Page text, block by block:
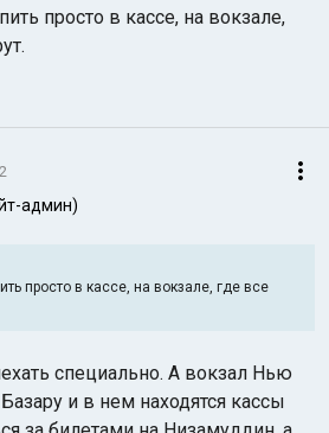
просто в кассе, на вокзале,
админ)
просто в кассе, на вокзале, где все
специально. А вокзал Нью
и в нем находятся кассы